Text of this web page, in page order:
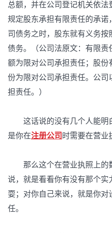
总额，并在公司登记机关依
规定股东承担有限责任的承
司债务之时，股东就有义务
债务。（公司法原文：有限
额为限对公司承担责任；股
份为限对公司承担责任。公
担责任。）
这话说的没有几个人能明
是你在注册公司 时需要在营业
那么这个在营业执照上的
说，就是看看你有没有那个
耍；对你自己来说，就是你
任。